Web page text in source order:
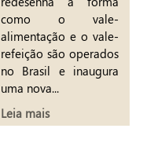
como o vale-
alimentação e o vale-
refeição são operados
no Brasil e inaugura
uma nova...
Leia mais